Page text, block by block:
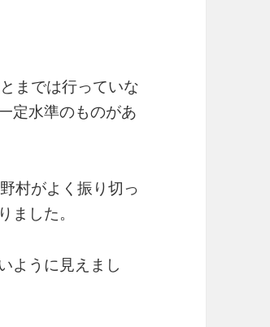
までは行っていな
定水準のものがあ
村がよく振り切っ
した。
ように見えまし